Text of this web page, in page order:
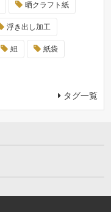
晒クラフト紙
浮き出し加工
紐 紙袋
タグ一覧